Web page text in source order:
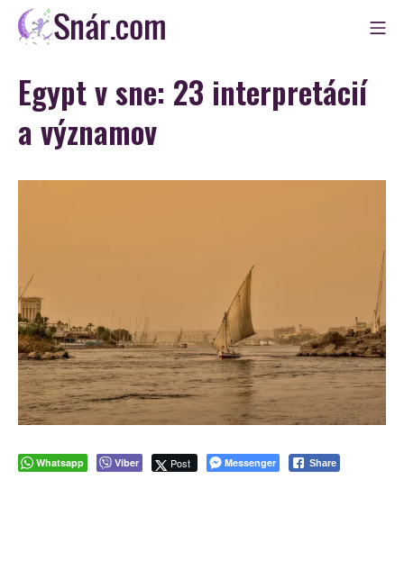
Skip
Snár
Egypt v sne: 23 interpretácií
a významov
Whatsapp Viber Post Messenger Share